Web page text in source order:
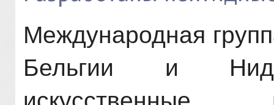
Международная
Бельгии и